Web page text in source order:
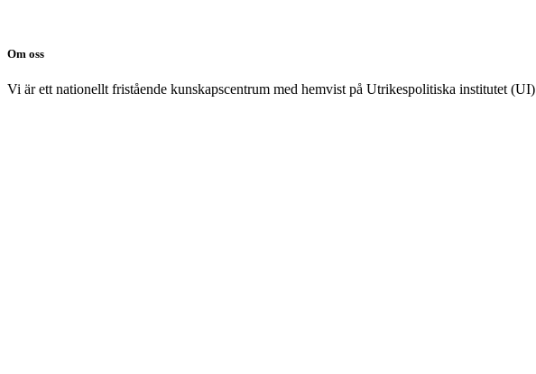
Om oss
Vi är ett nationellt fristående kunskapscentrum med hemvist på Utrikespolitiska institutet (UI)